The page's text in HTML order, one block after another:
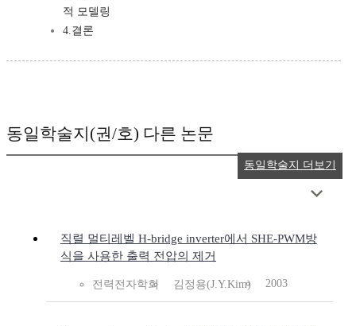
적 모델링
4.결론
동일학술지(권/호) 다른 논문
직렬 멀티레벨 H-bridge inverter에서 SHE-PWM방
식을 사용한 출력 전압의 제거
전력전자학회 김정용(J.Y.Kim) 2003
동일학술지 더보기